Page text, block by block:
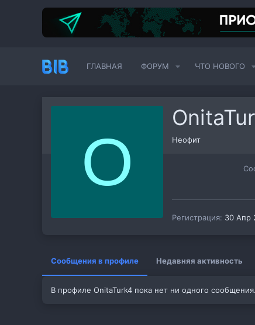
ГЛАВНАЯ ФОРУМ ЧТО НОВОГО
O Неофит
Регистрация 30 Апр
Сообщения в профиле Недавняя активность
В профиле OnitaTurk4 пока нет ни одного сообщения.